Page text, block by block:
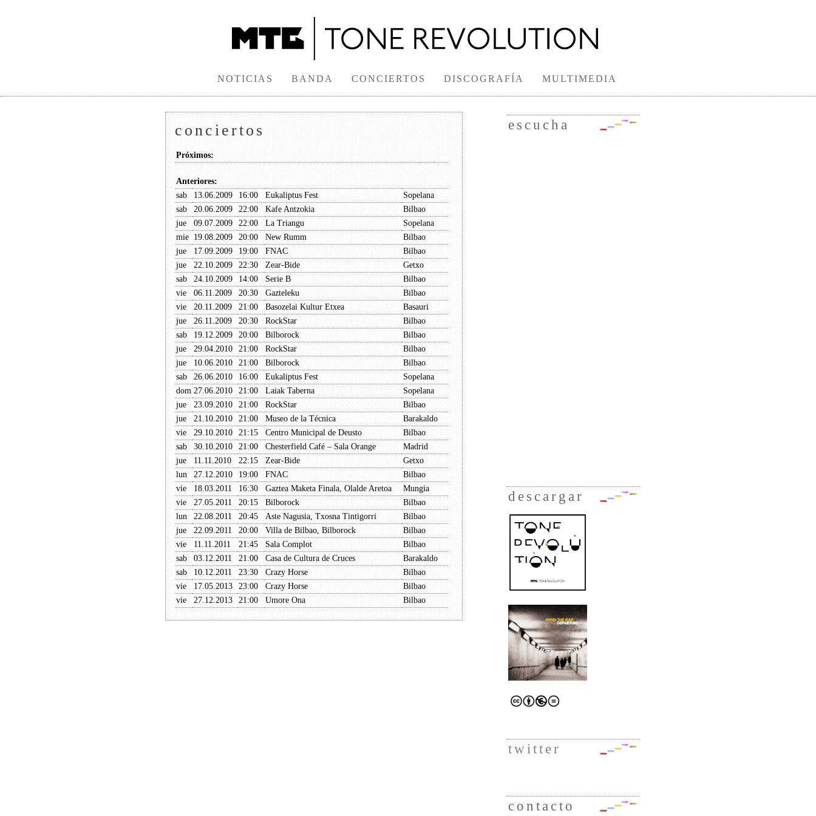
NOTICIAS BANDA CONCIERTOS DISCOGRAFÍA MULTIMEDIA
conciertos
Próximos:
Anteriores:
sab
13.06.2009 16:00 Eukaliptus Fest
Sopelana
sab
20.06.2009 22:00 Kafe Antzokia
Bilbao
jue
09.07.2009 22:00 La Triangu
Sopelana
mie 19.08.2009 20:00 New Rumm
Bilbao
jue
17.09.2009 19:00 FNAC
Bilbao
jue
22.10.2009 22:30 Zear-Bide
Getxo
sab
24.10.2009 14:00 Serie B
Bilbao
vie
06.11.2009 20:30 Gazteleku
Bilbao
vie
20.11.2009 21:00 Basozelai Kultur Etxea
Basauri
jue
26.11.2009 20:30 RockStar
Bilbao
sab
19.12.2009 20:00 Bilborock
Bilbao
jue
29.04.2010 21:00 RockStar
Bilbao
jue
10.06.2010 21:00 Bilborock
Bilbao
sab
26.06.2010 16:00 Eukaliptus Fest
Sopelana
dom 27.06.2010 21:00 Laiak Taberna
Sopelana
jue
23.09.2010 21:00 RockStar
Bilbao
jue
21.10.2010 21:00 Museo de la Técnica
Barakaldo
vie
29.10.2010 21:15 Centro Municipal de Deusto
Bilbao
sab
30.10.2010 21:00 Chesterfield Café – Sala Orange
Madrid
jue
11.11.2010 22:15 Zear-Bide
Getxo
lun
27.12.2010 19:00 FNAC
Bilbao
vie
18.03.2011 16:30 Gaztea Maketa Finala, Olalde Aretoa
Mungia
vie
27.05.2011 20:15 Bilborock
Bilbao
lun
22.08.2011 20:45 Aste Nagusia, Txosna Tintigorri
Bilbao
jue
22.09.2011 20:00 Villa de Bilbao, Bilborock
Bilbao
vie
11.11.2011 21:45 Sala Complot
Bilbao
sab
03.12.2011 21:00 Casa de Cultura de Cruces
Barakaldo
sab
10.12.2011 23:30 Crazy Horse
Bilbao
vie
17.05.2013 23:00 Crazy Horse
Bilbao
vie
27.12.2013 21:00 Umore Ona Bilbao
escucha
descargar
twitter
contacto